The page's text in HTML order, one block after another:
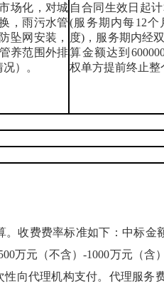
场化，对城
，雨污水管
坠网安装，
养范围外排
）。
自合同生效日起
(服务期内每12个
度)，服务期内经
算金额达到
权单方提前终止整
费费率标准如下：中标金
万元（不含）-1000万元（
向代理机构支付。代理服务